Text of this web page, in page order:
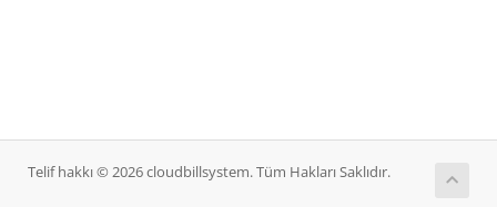
Telif hakkı © 2026 cloudbillsystem. Tüm Hakları Saklıdır.